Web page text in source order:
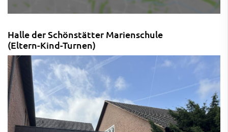
Halle der Schönstätter Marienschule
(Eltern-Kind-Turnen)